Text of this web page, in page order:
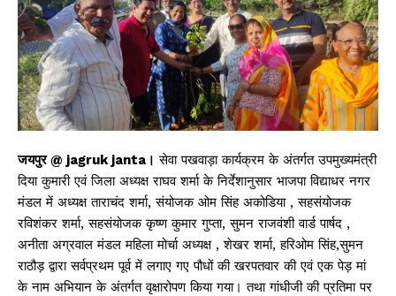
जयपुर @ jagruk janta। सेवा पखवाड़ा कार्यक्रम के अंतर्गत उपमुख्यमंत्री
दिया कुमारी एवं जिला अध्यक्ष राघव शर्मा के निर्देशानुसार भाजपा विद्याधर नगर
मंडल में अध्यक्ष ताराचंद शर्मा, संयोजक ओम सिंह अकोडिया , सहसंयोजक
रविशंकर शर्मा, सहसंयोजक कृष्ण कुमार गुप्ता, सुमन राजवंशी वार्ड पार्षद ,
अनीता अग्रवाल मंडल महिला मोर्चा अध्यक्ष , शेखर शर्मा, हरिओम सिंह,सुमन
राठौड़ द्वारा सर्वप्रथम पूर्व में लगाए गए पौधों की खरपतवार की एवं एक पेड़ मां
के नाम अभियान के अंतर्गत वृक्षारोपण किया गया। तथा गांधीजी की प्रतिमा पर